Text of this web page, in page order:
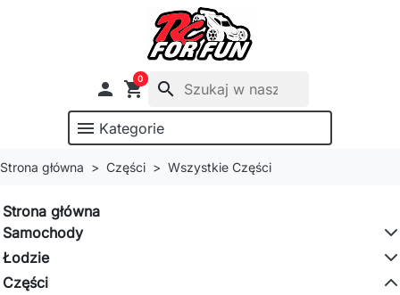
 shopping_cart
0
search
menu Kategorie
Strona główna Części Wszystkie Części
Strona główna
Samochody
Łodzie
Części